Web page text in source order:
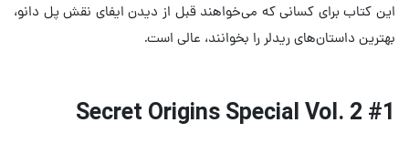
این کتاب برای کسانی که می‌خواهند قبل از دیدن ایفای نقش پل دانو،
بهترین‌ داستان‌های ریدلر را بخوانند، عالی است.
Secret Origins Special Vol. 2 #1